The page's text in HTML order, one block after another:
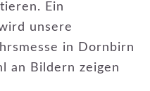
Ein
unsere
in Dornbirn
an Bildern zeigen